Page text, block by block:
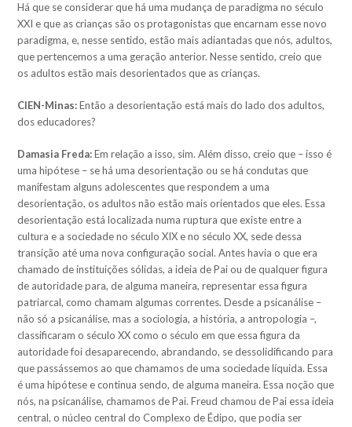
Há que se considerar que há uma mudança de paradigma no século
XXI e que as crianças são os protagonistas que encarnam esse novo
paradigma, e, nesse sentido, estão mais adiantadas que nós, adultos,
que pertencemos a uma geração anterior. Nesse sentido, creio que
os adultos estão mais desorientados que as crianças.
CIEN-Minas:Então a desorientação está mais do lado dos adultos,
dos educadores?
Damasia Freda:Em relação a isso, sim. Além disso, creio que – isso é
uma hipótese – se há uma desorientação ou se há condutas que
manifestam alguns adolescentes que respondem a uma
desorientação, os adultos não estão mais orientados que eles. Essa
desorientação está localizada numa ruptura que existe entre a
cultura e a sociedade no século XIX e no século XX, sede dessa
transição até uma nova configuração social. Antes havia o que era
chamado de instituições sólidas, a ideia de Pai ou de qualquer figura
de autoridade para, de alguma maneira, representar essa figura
patriarcal, como chamam algumas correntes. Desde a psicanálise –
não só a psicanálise, mas a sociologia, a história, a antropologia –,
classificaram o século XX como o século em que essa figura da
autoridade foi desaparecendo, abrandando, se dessolidificando para
que passássemos ao que chamamos de uma sociedade líquida. Essa
é uma hipótese e continua sendo, de alguma maneira. Essa noção que
nós, na psicanálise, chamamos de Pai. Freud chamou de Pai essa ideia
central, o núcleo central do Complexo de Édipo, que podia ser